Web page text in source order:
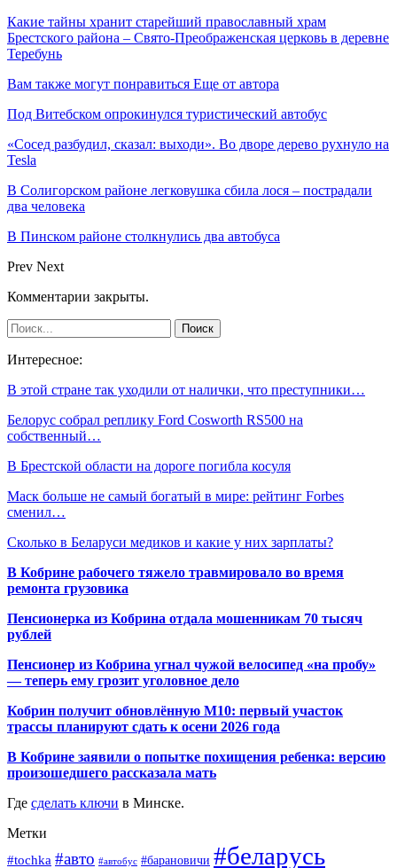
Какие тайны хранит старейший православный храм
Брестского района – Свято-Преображенская церковь в деревне
Теребунь
Вам также могут понравиться Еще от автора
Под Витебском опрокинулся туристический автобус
«Сосед разбудил, сказал: выходи». Во дворе дерево рухнуло на
Tesla
В Солигорском районе легковушка сбила лося – пострадали
два человека
В Пинском районе столкнулись два автобуса
Prev Next
Комментарии закрыты.
Интересное:
В этой стране так уходили от налички, что преступники…
Белорус собрал реплику Ford Cosworth RS500 на
собственный…
В Брестской области на дороге погибла косуля
Маск больше не самый богатый в мире: рейтинг Forbes
сменил…
Сколько в Беларуси медиков и какие у них зарплаты?
В Кобрине рабочего тяжело травмировало во время
ремонта грузовика
Пенсионерка из Кобрина отдала мошенникам 70 тысяч
рублей
Пенсионер из Кобрина угнал чужой велосипед «на пробу»
— теперь ему грозит уголовное дело
Кобрин получит обновлённую М10: первый участок
трассы планируют сдать к осени 2026 года
В Кобрине заявили о попытке похищения ребенка: версию
произошедшего рассказала мать
Где сделать ключи в Минске.
Метки
#tochka #авто #автобус #барановичи #беларусь